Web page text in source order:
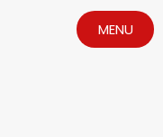
MENU